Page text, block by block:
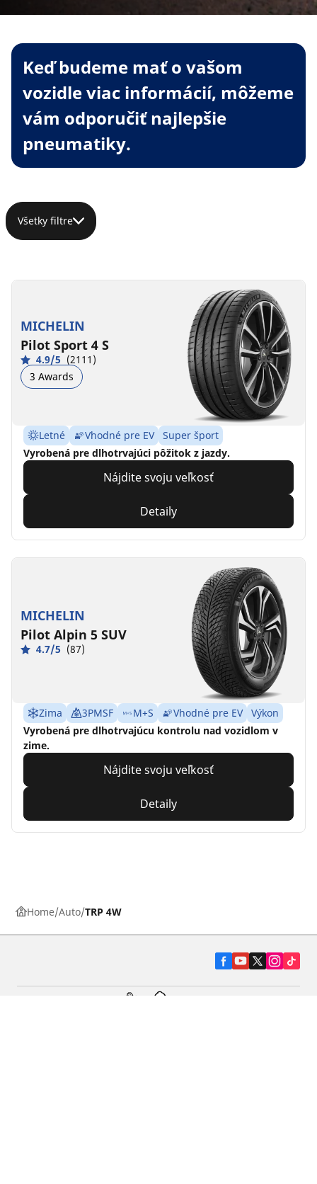
Keď budeme mať o vašom
vozidle viac informácií, môžeme
vám odporučiť najlepšie
pneumatiky.
Všetky filtre
MICHELIN
Pilot Sport 4 S
4.9/5 (2111)
3 Awards
Letné Vhodné pre EV
Super šport
Vyrobená pre dlhotrvajúci pôžitok z jazdy.
Nájdite svoju veľkosť
Detaily
MICHELIN
Pilot Alpin 5 SUV
4.7/5 (87)
Zima 3PMSF M+S Vhodné pre EV
Výkon
Vyrobená pre dlhotrvajúcu kontrolu nad vozidlom v
zime.
Nájdite svoju veľkosť
Detaily
Home Auto TRP 4W